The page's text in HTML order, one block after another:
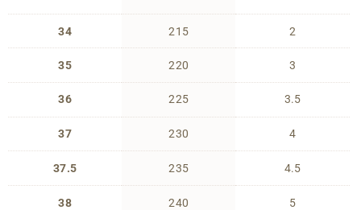
34
35
36
37
37.5
38
215
220
225
230
235
240
2
3
3.5
4
4.5
5